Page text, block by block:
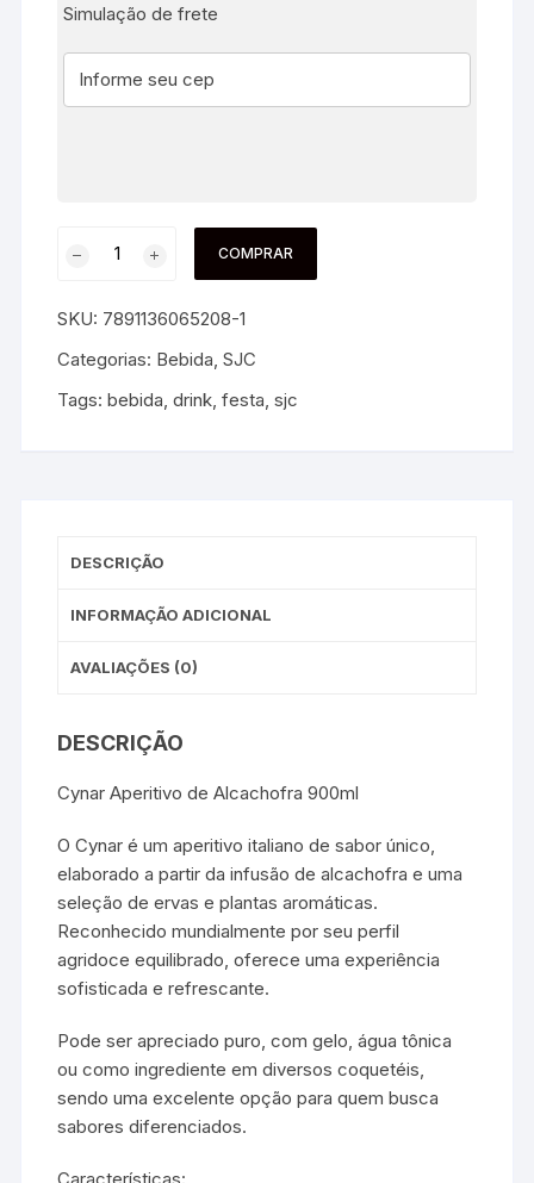
Simulação de frete
COMPRAR
SKU: 7891136065208-1
Categorias: Bebida ,SJC
Tags:bebida ,drink ,festa ,sjc
DESCRIÇÃO
INFORMAÇÃO ADICIONAL
AVALIAÇÕES (0)
DESCRIÇÃO
Cynar Aperitivo de Alcachofra 900ml
O Cynar é um aperitivo italiano de sabor único,
elaborado a partir da infusão de alcachofra e uma
seleção de ervas e plantas aromáticas.
Reconhecido mundialmente por seu perfil
agridoce equilibrado, oferece uma experiência
sofisticada e refrescante.
Pode ser apreciado puro, com gelo, água tônica
ou como ingrediente em diversos coquetéis,
sendo uma excelente opção para quem busca
sabores diferenciados.
Características: